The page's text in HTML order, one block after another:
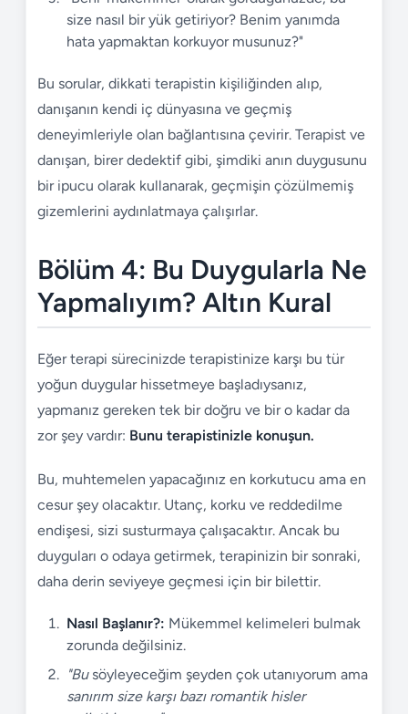
size nasıl bir yük getiriyor? Benim yanımda
hata yapmaktan korkuyor musunuz?"
Bu sorular, dikkati terapistin kişiliğinden alıp,
danışanın kendi iç dünyasına ve geçmiş
deneyimleriyle olan bağlantısına çevirir. Terapist ve
danışan, birer dedektif gibi, şimdiki anın duygusunu
bir ipucu olarak kullanarak, geçmişin çözülmemiş
gizemlerini aydınlatmaya çalışırlar.
Bölüm 4: Bu Duygularla Ne
Yapmalıyım? Altın Kural
Eğer terapi sürecinizde terapistinize karşı bu tür
yoğun duygular hissetmeye başladıysanız,
yapmanız gereken tek bir doğru ve bir o kadar da
zor şey vardır: Bunu terapistinizle konuşun.
Bu, muhtemelen yapacağınız en korkutucu ama en
cesur şey olacaktır. Utanç, korku ve reddedilme
endişesi, sizi susturmaya çalışacaktır. Ancak bu
duyguları o odaya getirmek, terapinizin bir sonraki,
daha derin seviyeye geçmesi için bir bilettir.
Nasıl Başlanır?: Mükemmel kelimeleri bulmak
zorunda değilsiniz.
"Busöyleyeceğim şeyden çok utanıyorum ama
sanırım size karşı bazı romantik hisler